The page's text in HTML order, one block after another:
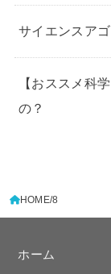
サイエンスア
【おススメ科
の？
HOME 8
ホーム